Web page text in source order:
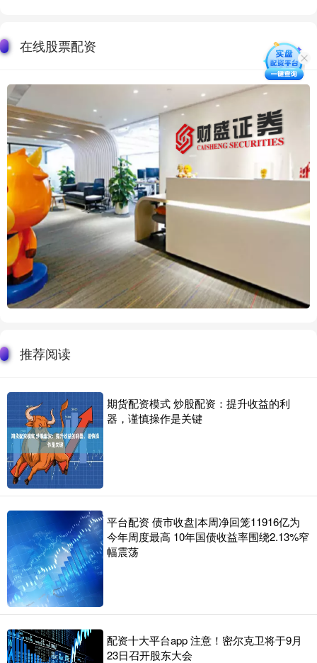
在线股票配资
推荐阅读
期货配资模式 炒股配资：提升收益的利
器，谨慎操作是关键
平台配资 债市收盘|本周净回笼11916亿为
今年周度最高 10年国债收益率围绕2.13%窄
幅震荡
配资十大平台app 注意！密尔克卫将于9月
23日召开股东大会